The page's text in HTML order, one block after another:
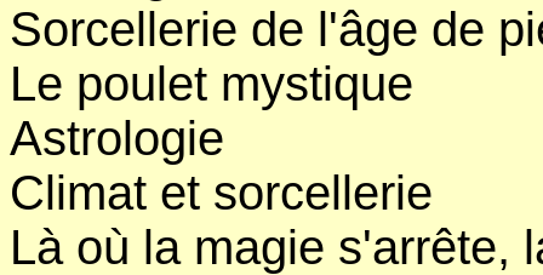
Sorcellerie de l'âge de
Le poulet mystique
Astrologie
Climat et sorcellerie
Là où la magie s'arrête,